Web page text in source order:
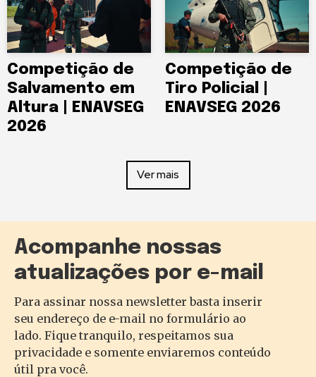
Competição de
Salvamento em
Altura | ENAVSEG
2026
Competição de
Tiro Policial |
ENAVSEG 2026
Ver mais
Acompanhe nossas
atualizações por e-mail
Para assinar nossa newsletter basta inserir
seu endereço de e-mail no formulário ao
lado. Fique tranquilo, respeitamos sua
privacidade e somente enviaremos conteúdo
útil pra você.